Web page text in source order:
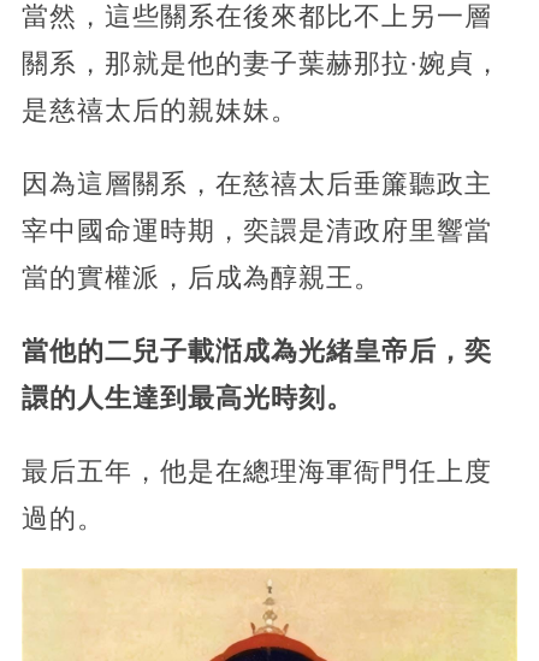
當然，這些關系在後來都比不上另一層
關系，那就是他的妻子葉赫那拉·婉貞，
是慈禧太后的親妹妹。
因為這層關系，在慈禧太后垂簾聽政主
宰中國命運時期，奕譞是清政府里響當
當的實權派，后成為醇親王。
當他的二兒子載湉成為光緒皇帝后，奕
譞的人生達到最高光時刻。
最后五年，他是在總理海軍衙門任上度
過的。